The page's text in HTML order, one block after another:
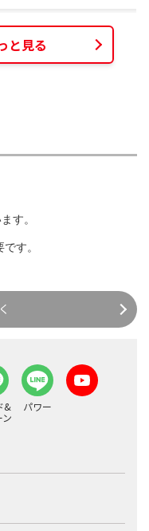
と見る
す。
す。
&
ン
パワー